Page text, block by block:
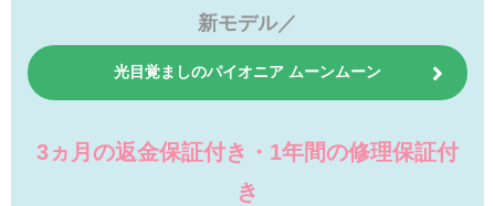
新モデル／
光目覚ましのパイオニア ムーンムーン
3ヵ月の返金保証付き・1年間の修理保証付
き